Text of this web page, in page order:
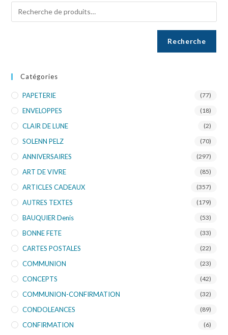
Recherche
Catégories
PAPETERIE (77)
ENVELOPPES (18)
CLAIR DE LUNE (2)
SOLENN PELZ (70)
ANNIVERSAIRES (297)
ART DE VIVRE (85)
ARTICLES CADEAUX (357)
AUTRES TEXTES (179)
BAUQUIER Denis (53)
BONNE FETE (33)
CARTES POSTALES (22)
COMMUNION (23)
CONCEPTS (42)
COMMUNION-CONFIRMATION (32)
CONDOLEANCES (89)
CONFIRMATION (6)